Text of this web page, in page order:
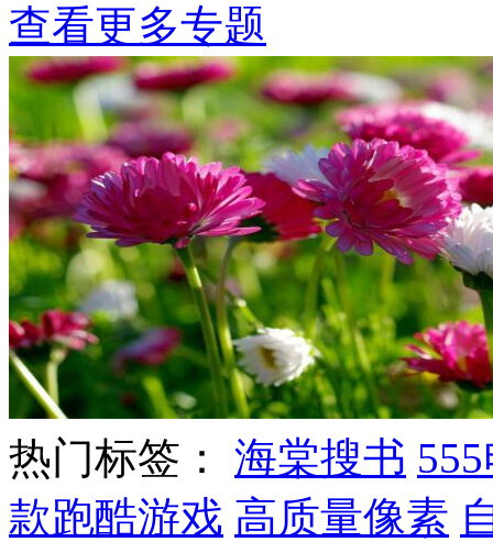
查看更多专题
热门标签： 海棠搜书
款跑酷游戏 高质量像素